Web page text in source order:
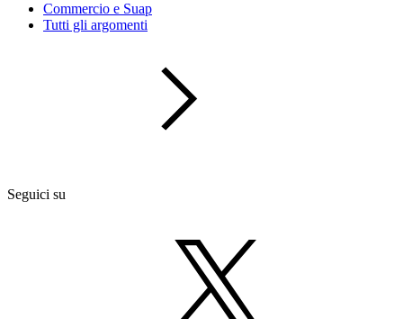
Commercio e Suap
Tutti gli argomenti
Seguici su